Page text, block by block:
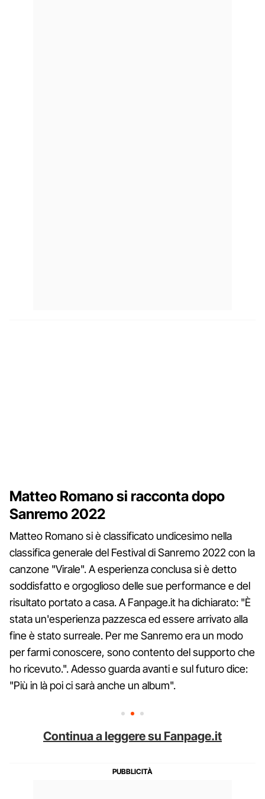
Matteo Romano si racconta dopo
Sanremo 2022
Matteo Romano si è classificato undicesimo nella
classifica generale del Festival di Sanremo 2022 con la
canzone "Virale". A esperienza conclusa si è detto
soddisfatto e orgoglioso delle sue performance e del
risultato portato a casa. A Fanpage.it ha dichiarato: "È
stata un'esperienza pazzesca ed essere arrivato alla
fine è stato surreale. Per me Sanremo era un modo
per farmi conoscere, sono contento del supporto che
ho ricevuto.". Adesso guarda avanti e sul futuro dice:
"Più in là poi ci sarà anche un album".
Continua a leggere su Fanpage.it